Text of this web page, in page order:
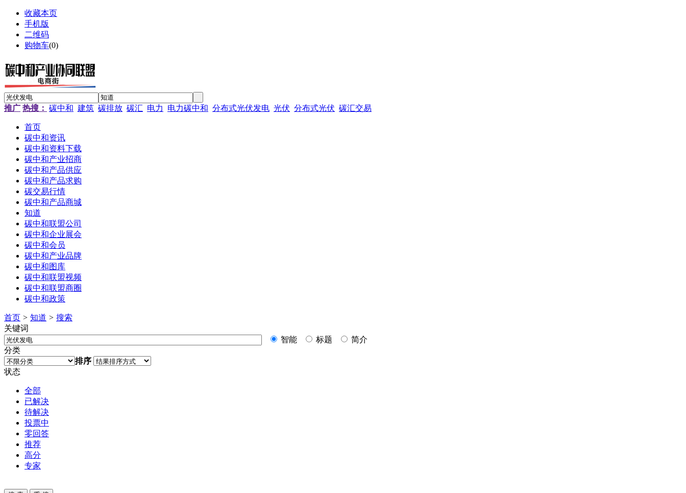
收藏本页
手机版
二维码
购物车(0)
推广 热搜： 碳中和 建筑 碳排放 碳汇 电力 电力碳中和 分布式光伏发电 光伏 分布式光伏 碳汇交易
首页
碳中和资讯
碳中和资料下载
碳中和产业招商
碳中和产品供应
碳中和产品求购
碳交易行情
碳中和产品商城
知道
碳中和联盟公司
碳中和企业展会
碳中和会员
碳中和产业品牌
碳中和图库
碳中和联盟视频
碳中和联盟商圈
碳中和政策
首页 > 知道 > 搜索
关键词
智能
标题
简介
分类
排序
状态
全部
已解决
待解决
投票中
零回答
推荐
高分
专家